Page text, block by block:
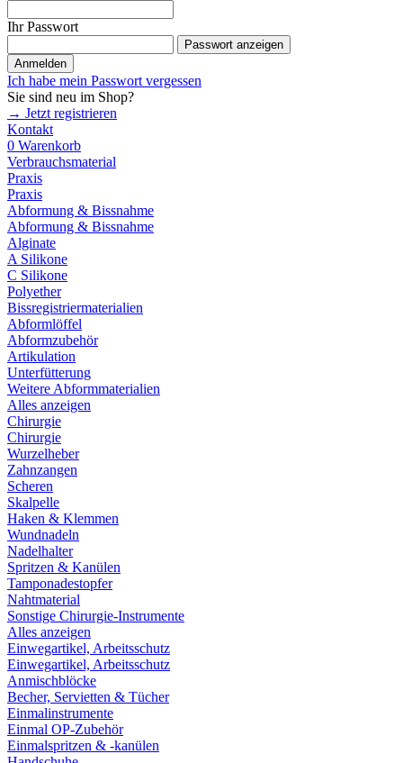
Ihr Passwort
Passwort anzeigen
Anmelden
Ich habe mein Passwort vergessen
Sie sind neu im Shop?
→ Jetzt registrieren
Kontakt
0 Warenkorb
Verbrauchsmaterial
Praxis
Praxis
Abformung & Bissnahme
Abformung & Bissnahme
Alginate
A Silikone
C Silikone
Polyether
Bissregistriermaterialien
Abformlöffel
Abformzubehör
Artikulation
Unterfütterung
Weitere Abformmaterialien
Alles anzeigen
Chirurgie
Chirurgie
Wurzelheber
Zahnzangen
Scheren
Skalpelle
Haken & Klemmen
Wundnadeln
Nadelhalter
Spritzen & Kanülen
Tamponadestopfer
Nahtmaterial
Sonstige Chirurgie-Instrumente
Alles anzeigen
Einwegartikel, Arbeitsschutz
Einwegartikel, Arbeitsschutz
Anmischblöcke
Becher, Servietten & Tücher
Einmalinstrumente
Einmal OP-Zubehör
Einmalspritzen & -kanülen